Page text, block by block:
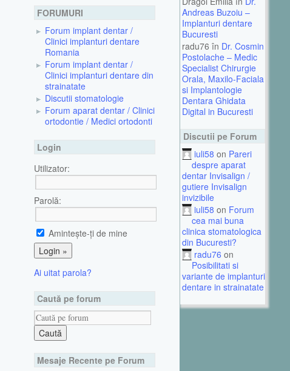
Andreas Buzoiu –
Implanturi dentare
Bucuresti
radu76 în Dr. Cosmin
Postolache – Medic
Specialist Chirurgie
Orala, Maxilo-Faciala
si Implantologie
Dentara Ghidata
Digital in Bucuresti
Discutii pe Forum
iuli58 on Pareri
despre aparat
dentar Invisalign /
gutiere Invisalign
invizibile
iuli58 on Forum
cea mai buna
clinica stomatologica
din Bucuresti?
radu76 on
Posibilitati si
variante de implanturi
dentare in strainatate
FORUMURI
Forum implant dentar /
Clinici implanturi dentare
Romania
Forum implant dentar /
Clinici implanturi dentare din
strainatate
Discutii stomatologie
Forum aparat dentar / Clinici
ortodontie / Medici ortodonti
Login
Utilizator:
Parolă:
Aminteşte-ţi de mine
Ai uitat parola?
Caută pe forum
Mesaje Recente pe Forum